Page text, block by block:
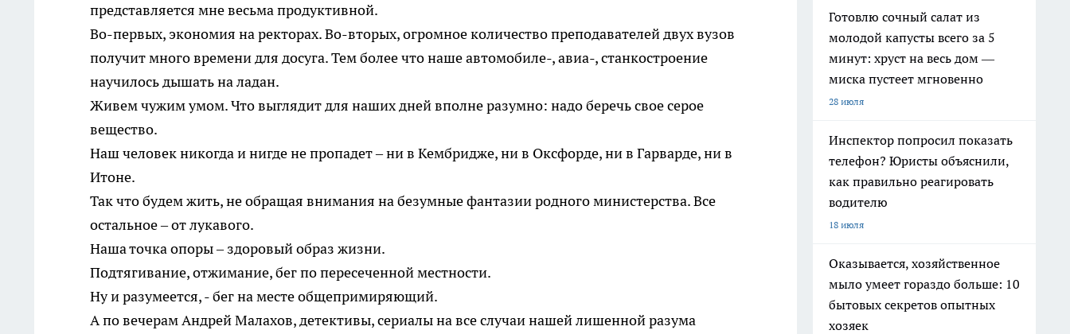
представляется мне весьма продуктивной.
Во-первых, экономия на ректорах. Во-вторых, огромное количество преподавателей двух вузов
получит много времени для досуга. Тем более что наше автомобиле-, авиа-, станкостроение
научилось дышать на ладан.
Живем чужим умом. Что выглядит для наших дней вполне разумно: надо беречь свое серое
вещество.
Наш человек никогда и нигде не пропадет – ни в Кембридже, ни в Оксфорде, ни в Гарварде, ни в
Итоне.
Так что будем жить, не обращая внимания на безумные фантазии родного министерства. Все
остальное – от лукавого.
Наша точка опоры – здоровый образ жизни.
Подтягивание, отжимание, бег по пересеченной местности.
Ну и разумеется, - бег на месте общепримиряющий.
А по вечерам Андрей Малахов, детективы, сериалы на все случаи нашей лишенной разума
Готовлю сочный салат из
молодой капусты всего за 5
минут: хруст на весь дом —
миска пустеет мгновенно
28 июля
Инспектор попросил показать
телефон? Юристы объяснили,
как правильно реагировать
водителю
18 июля
Оказывается, хозяйственное
мыло умеет гораздо больше: 10
бытовых секретов опытных
хозяек